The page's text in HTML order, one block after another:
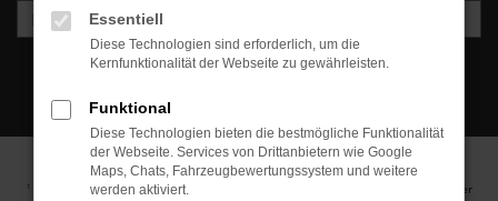
1
Ehemaliger Neupreis (Unverbindliche Preisempfehlung des Herstellers am Tag der
Essentiell
Diese Technologien sind erforderlich, um die
Kernfunktionalität der Webseite zu gewährleisten.
Funktional
Diese Technologien bieten die bestmögliche Funktionalität
der Webseite. Services von Drittanbietern wie Google
Maps, Chats, Fahrzeugbewertungssystem und weitere
werden aktiviert.